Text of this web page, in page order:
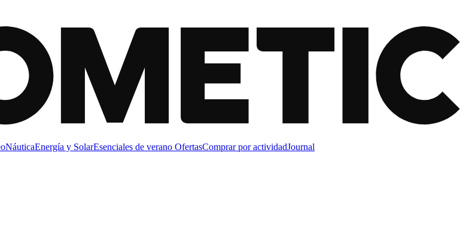
NáuticaEnergía y SolarEsenciales de verano OfertasComprar por actividadJournal